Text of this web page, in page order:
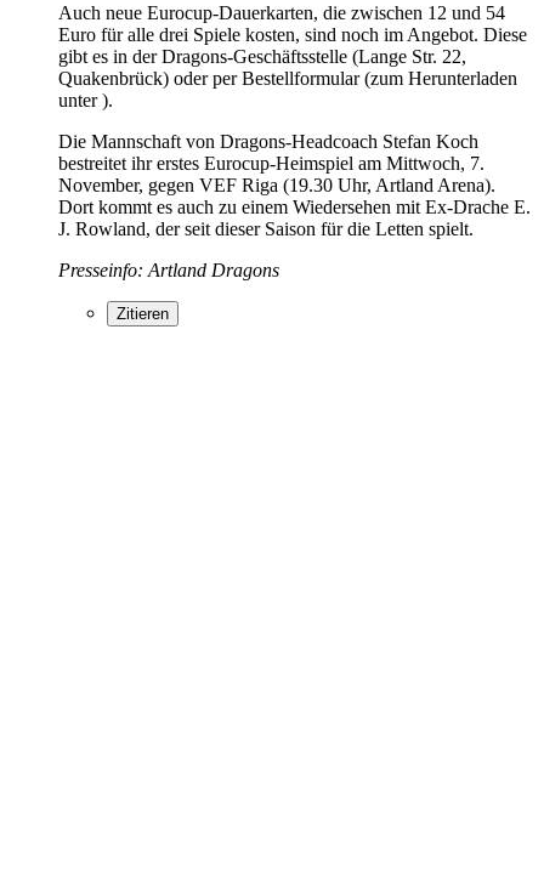
Auch neue Eurocup-Dauerkarten, die zwischen 12 und 54
Euro für alle drei Spiele kosten, sind noch im Angebot. Diese
gibt es in der Dragons-Geschäftsstelle (Lange Str. 22,
Quakenbrück) oder per Bestellformular (zum Herunterladen
unter ).
Die Mannschaft von Dragons-Headcoach Stefan Koch
bestreitet ihr erstes Eurocup-Heimspiel am Mittwoch, 7.
November, gegen VEF Riga (19.30 Uhr, Artland Arena).
Dort kommt es auch zu einem Wiedersehen mit Ex-Drache E.
J. Rowland, der seit dieser Saison für die Letten spielt.
Presseinfo: Artland Dragons
Zitieren